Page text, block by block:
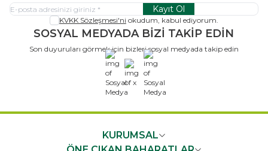
Kayıt Ol
KVKK Sözleşmesi'ni okudum, kabul ediyorum.
SOSYAL MEDYADA BİZİ TAKİP EDİN
Son duyuruları görmek için bizleri sosyal medyada takip edin
x
KURUMSAL